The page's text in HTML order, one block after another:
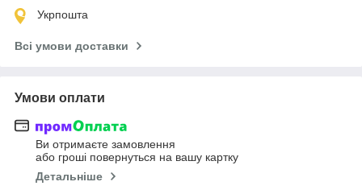
Укрпошта
Всі умови доставки
Умови оплати
Ви отримаєте замовлення
або гроші повернуться на вашу картку
Детальніше